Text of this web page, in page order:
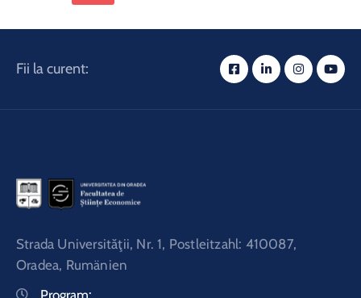
Fii la curent:
Strada Universităţii, Nr. 1, Postleitzahl: 410087,
Oradea, Rumänien
Program: